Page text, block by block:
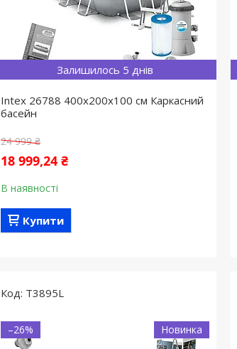
Залишилось 5 днів
Intex 26788 400х200х100 см Каркасний
басейн
24 999 ₴
18 999,24 ₴
В наявності
Купити
T3895L
Новинка
–26%